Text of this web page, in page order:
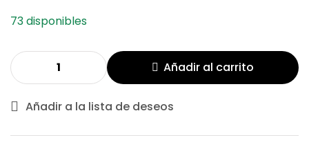
73 disponibles
Añadir al carrito
Añadir a la lista de deseos